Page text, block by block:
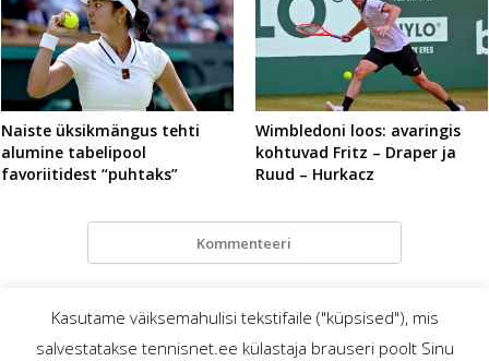
Naiste üksikmängus tehti
alumine tabelipool
favoriitidest “puhtaks”
Wimbledoni loos: avaringis
kohtuvad Fritz – Draper ja
Ruud – Hurkacz
Kommenteeri
TennisNet.ee – mis? miks? ja kellele? © tennisnet.ee
Kasutame väiksemahulisi tekstifaile ("küpsised"), mis
salvestatakse tennisnet.ee külastaja brauseri poolt Sinu